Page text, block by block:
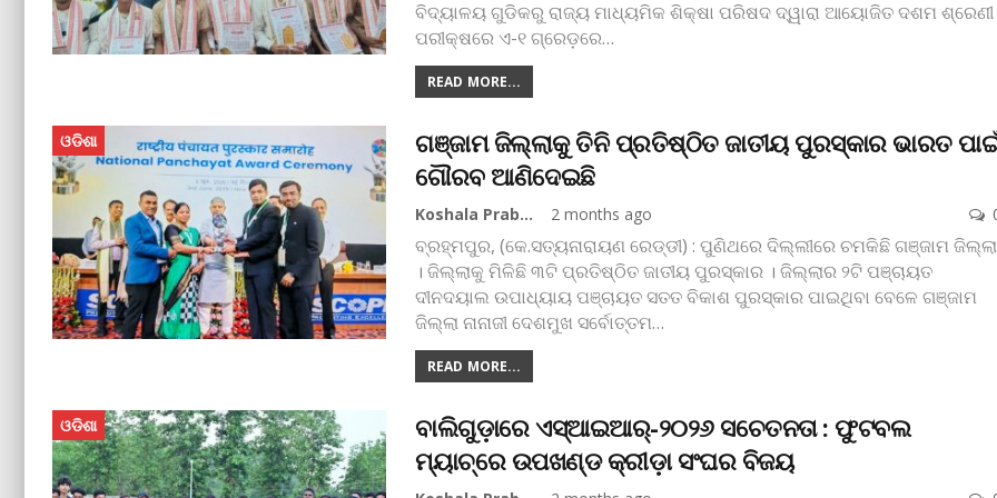
ବିଦ୍ୟାଳୟ ଗୁଡିକରୁ ରାଜ୍ୟ ମାଧ୍ୟମିକ ଶିକ୍ଷା ପରିଷଦ ଦ୍ୱାରା ଆୟୋଜିତ ଦଶମ ଶ୍ରେଣୀ
ପରୀକ୍ଷରେ ଏ-୧ ଗ୍ରେଡ଼ରେ…
READ MORE...
ଓଡିଶା
ଗଞ୍ଜାମ ଜିଲ୍ଲାକୁ ତିନି ପ୍ରତିଷ୍ଠିତ ଜାତୀୟ ପୁରସ୍କାର ଭାରତ
ଗୌରବ ଆଣିଦେଇଛି
Koshala Prabaha 2 months ago
ବ୍ରହ୍ମପୁର, (କେ.ସତ୍ୟନାରାୟଣ ରେଡ୍ଡୀ) : ପୁଣିଥରେ ଦିଲ୍ଲୀରେ ଚମକିଛି ଗଞ୍ଜାମ ଜିଲ୍ଲା
। ଜିଲ୍ଲାକୁ ମିଳିଛି ୩ଟି ପ୍ରତିଷ୍ଠିତ ଜାତୀୟ ପୁରସ୍କାର । ଜିଲ୍ଲାର ୨ଟି ପଞ୍ଚାୟତ
ଦୀନଦୟାଲ ଉପାଧ୍ୟାୟ ପଞ୍ଚାୟତ ସତତ ବିକାଶ ପୁରସ୍କାର ପାଇଥିବା ବେଳେ ଗଞ୍ଜାମ
ଜିଲ୍ଲା ନାନାଜୀ ଦେଶମୁଖ ସର୍ବୋତ୍ତମ…
READ MORE...
ଓଡିଶା
ବାଲିଗୁଡ଼ାରେ ଏସ୍‌ଆଇଆର୍‌-୨୦୨୬ ସଚେତନତା : ଫୁଟବଲ
ମ୍ୟାଚ୍‌ରେ ଉପଖଣ୍ଡ କ୍ରୀଡ଼ା ସଂଘର ବିଜୟ